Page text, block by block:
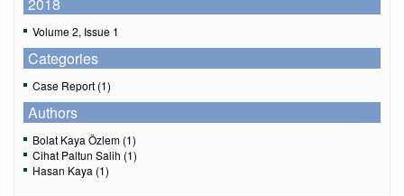
Volume 2, Issue 1
Categories
Case Report (1)
Authors
Bolat Kaya Özlem (1)
Cihat Paltun Salih (1)
Hasan Kaya (1)